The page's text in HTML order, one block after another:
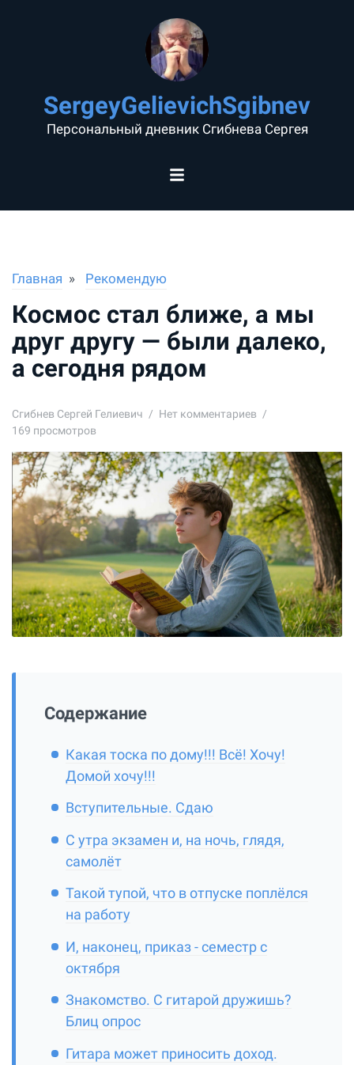
SergeyGelievichSgibnev
Персональный дневник Сгибнева Сергея
Главная Рекомендую
Космос стал ближе, а мы
друг другу — были далеко,
а сегодня рядом
Сгибнев Сергей Гелиевич
Нет комментариев
169 просмотров
Содержание
Какая тоска по дому!!! Всё! Хочу!
Домой хочу!!!
Вступительные. Сдаю
С утра экзамен и, на ночь, глядя,
самолёт
Такой тупой, что в отпуске поплëлся
на работу
И, наконец, приказ - семестр с
октября
Знакомство. С гитарой дружишь?
Блиц опрос
Гитара может приносить доход.